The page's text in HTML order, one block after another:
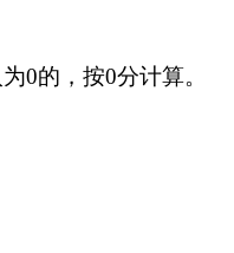
0的，按0分计算。